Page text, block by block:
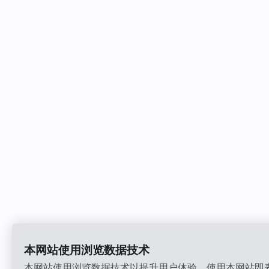
本网站使用浏览数据技术